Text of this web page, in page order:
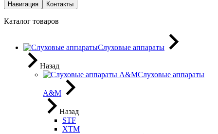
Навигация Контакты
Каталог товаров
Слуховые аппараты
Назад
Слуховые аппараты
A&M
Назад
STF
XTM